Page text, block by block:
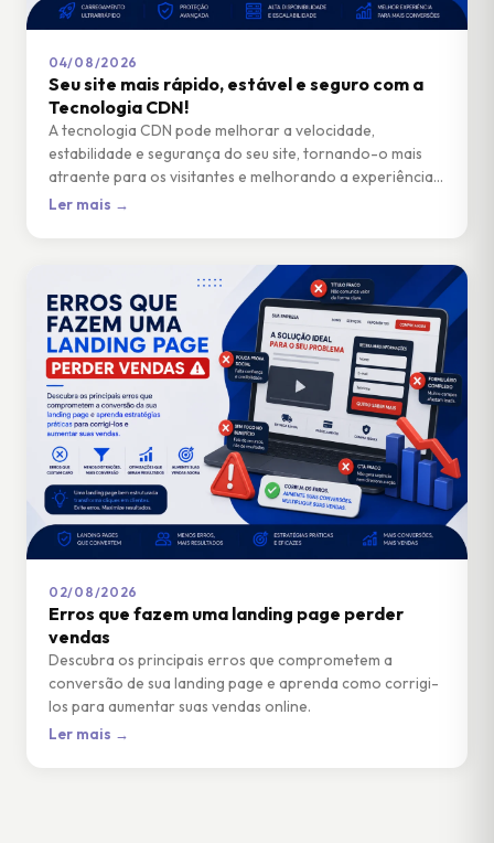
04/08/2026
Seu site mais rápido, estável e seguro com a
Tecnologia CDN!
A tecnologia CDN pode melhorar a velocidade,
estabilidade e segurança do seu site, tornando-o mais
atraente para os visitantes e melhorando a experiência
do usuário.
Ler mais →
02/08/2026
Erros que fazem uma landing page perder
vendas
Descubra os principais erros que comprometem a
conversão de sua landing page e aprenda como corrigi-
los para aumentar suas vendas online.
Ler mais →